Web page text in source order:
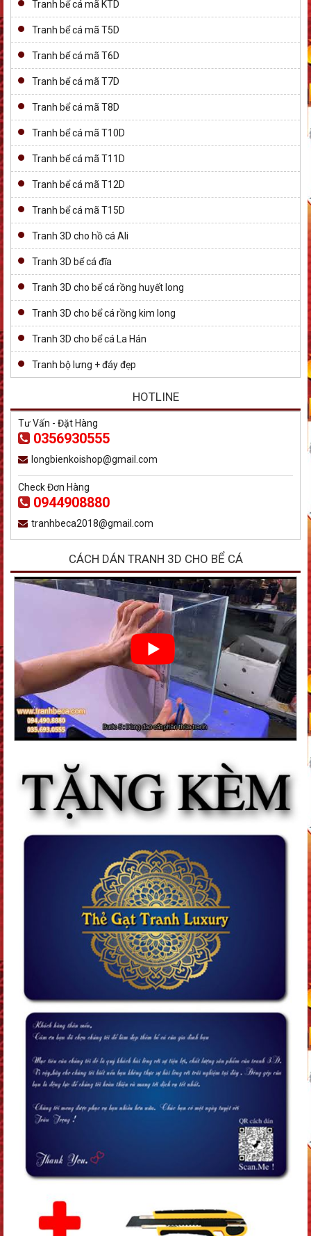
Tranh bể cá mã KTD
Tranh bể cá mã T5D
Tranh bể cá mã T6D
Tranh bể cá mã T7D
Tranh bể cá mã T8D
Tranh bể cá mã T10D
Tranh bể cá mã T11D
Tranh bể cá mã T12D
Tranh bể cá mã T15D
Tranh 3D cho hồ cá Ali
Tranh 3D bể cá đĩa
Tranh 3D cho bể cá rồng huyết long
Tranh 3D cho bể cá rồng kim long
Tranh 3D cho bể cá La Hán
Tranh bộ lưng + đáy đẹp
HOTLINE
Tư Vấn - Đặt Hàng
0356930555
longbienkoishop@gmail.com
Check Đơn Hàng
0944908880
tranhbeca2018@gmail.com
CÁCH DÁN TRANH 3D CHO BỂ CÁ